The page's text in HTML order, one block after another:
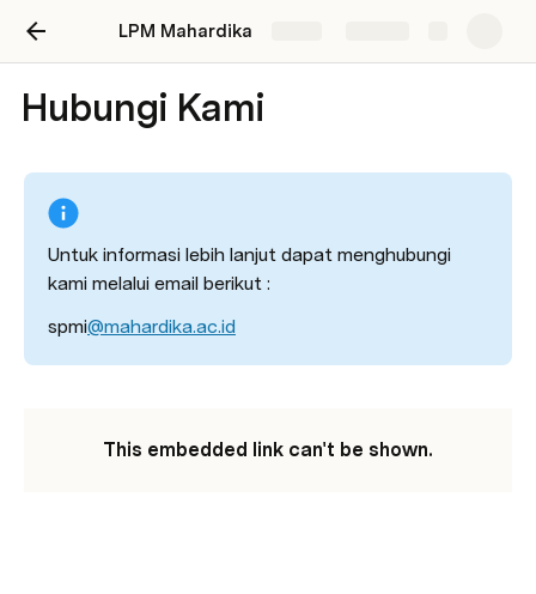
LPM Mahardika
Hubungi Kami
Untuk informasi lebih lanjut dapat menghubungi
kami melalui email berikut :
spmi@mahardika.ac.id
This embedded link can't be shown.